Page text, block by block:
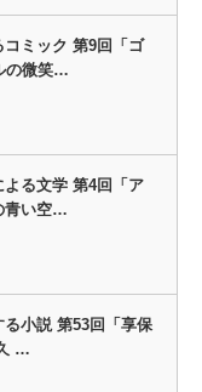
コミック 第9回「ゴ
の微笑…
よる文学 第4回「ア
青い空…
小説 第53回「享保
…